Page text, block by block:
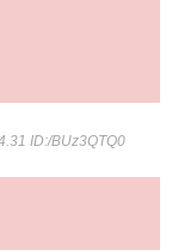
ID:/BUz3QTQ0